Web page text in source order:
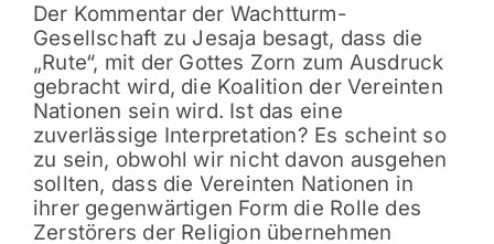
Der Kommentar der Wachtturm-
Gesellschaft zu Jesaja besagt, dass die
„Rute“, mit der Gottes Zorn zum Ausdruck
gebracht wird, die Koalition der Vereinten
Nationen sein wird. Ist das eine
zuverlässige Interpretation? Es scheint so
zu sein, obwohl wir nicht davon ausgehen
sollten, dass die Vereinten Nationen in
ihrer gegenwärtigen Form die Rolle des
Zerstörers der Religion übernehmen